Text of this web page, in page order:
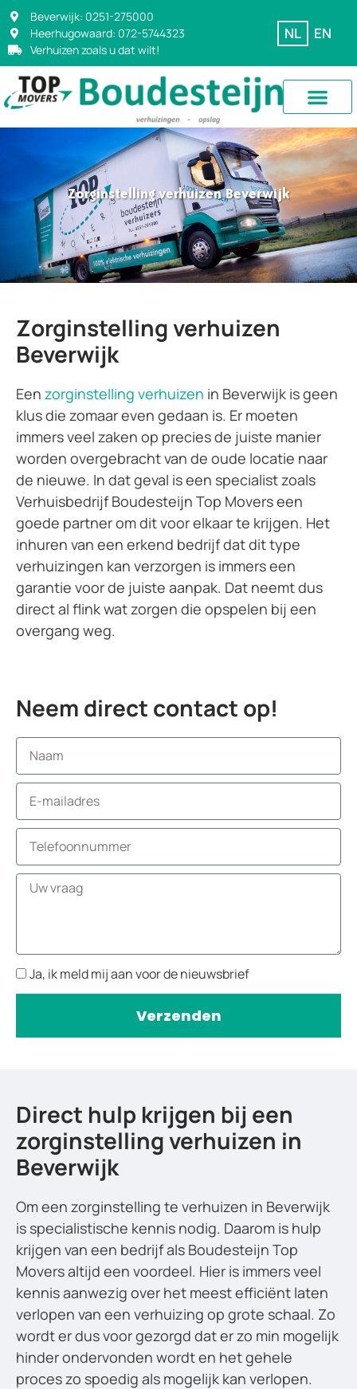
Beverwijk: 0251-275000
Heerhugowaard: 072-5744323
Verhuizen zoals u dat wilt!
NL EN
Zorginstelling verhuizen Beverwijk
Zorginstelling verhuizen
Beverwijk
Een zorginstelling verhuizen in Beverwijk is geen
klus die zomaar even gedaan is. Er moeten
immers veel zaken op precies de juiste manier
worden overgebracht van de oude locatie naar
de nieuwe. In dat geval is een specialist zoals
Verhuisbedrijf Boudesteijn Top Movers een
goede partner om dit voor elkaar te krijgen. Het
inhuren van een erkend bedrijf dat dit type
verhuizingen kan verzorgen is immers een
garantie voor de juiste aanpak. Dat neemt dus
direct al flink wat zorgen die opspelen bij een
overgang weg.
Neem direct contact op!
Ja, ik meld mij aan voor de nieuwsbrief
Verzenden
Direct hulp krijgen bij een
zorginstelling verhuizen in
Beverwijk
Om een zorginstelling te verhuizen in Beverwijk
is specialistische kennis nodig. Daarom is hulp
krijgen van een bedrijf als Boudesteijn Top
Movers altijd een voordeel. Hier is immers veel
kennis aanwezig over het meest efficiënt laten
verlopen van een verhuizing op grote schaal. Zo
wordt er dus voor gezorgd dat er zo min mogelijk
hinder ondervonden wordt en het gehele
proces zo spoedig als mogelijk kan verlopen.